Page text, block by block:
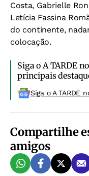
Costa, Gabrielle
Letícia Fassina
do continente,
colocação.
Siga o A TARDE
principais
Siga o A TARDE
Compartilhe
amigos